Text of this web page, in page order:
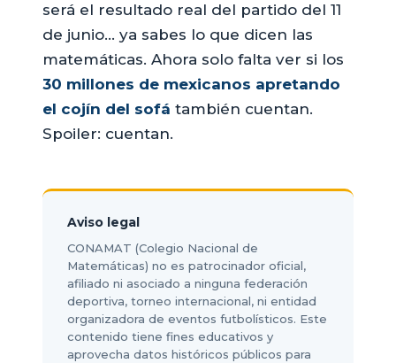
será el resultado real del partido del 11
de junio… ya sabes lo que dicen las
matemáticas. Ahora solo falta ver si los
30 millones de mexicanos apretando
el cojín del sofá también cuentan.
Spoiler: cuentan.
Aviso legal
CONAMAT (Colegio Nacional de
Matemáticas) no es patrocinador oficial,
afiliado ni asociado a ninguna federación
deportiva, torneo internacional, ni entidad
organizadora de eventos futbolísticos. Este
contenido tiene fines educativos y
aprovecha datos históricos públicos para